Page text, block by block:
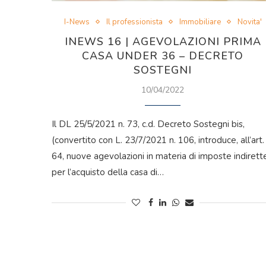
I-News Il professionista Immobiliare Novita'
INEWS 16 | AGEVOLAZIONI PRIMA
CASA UNDER 36 – DECRETO
SOSTEGNI
10/04/2022
Il DL 25/5/2021 n. 73, c.d. Decreto Sostegni bis,
(convertito con L. 23/7/2021 n. 106, introduce, all’art.
64, nuove agevolazioni in materia di imposte
per l’acquisto della casa di…